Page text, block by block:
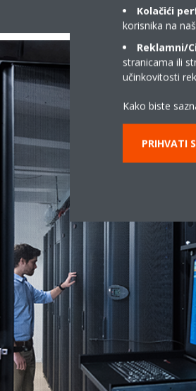
Kolačići
korisnika na
Reklamni/
stranicama ili
učinkovitosti
Kako biste
PRIHVATI